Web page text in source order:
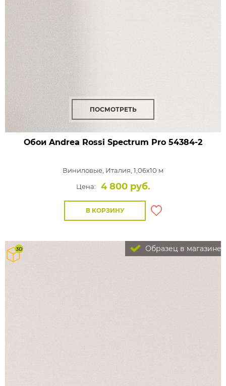
ПОСМОТРЕТЬ
Обои Andrea Rossi Spectrum Pro 54384-2
Виниловые, Италия, 1,06x10 м
Цена:
4 800 руб.
В КОРЗИНУ
Образец в магазине